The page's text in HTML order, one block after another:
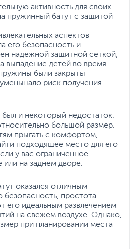
активность для своих
пружинный батут с защитой
аспектов
его безопасность и
надежной защитной сеткой,
выпадение детей во время
были закрыты
риск получения
был и некоторый недостаток.
большой размер.
прыгать с комфортом,
подходящее место для его
у вас ограниченное
или на заднем дворе.
оказался отличным
безопасность, простота
его идеальным развлечением
на свежем воздухе. Однако,
при планировании места